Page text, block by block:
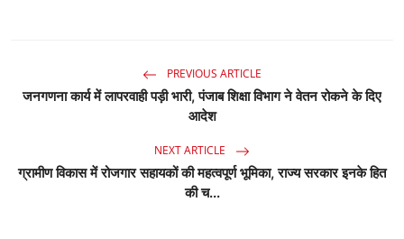
PREVIOUS ARTICLE
जनगणना कार्य में लापरवाही पड़ी भारी, पंजाब शिक्षा विभाग ने वेतन रोकने के दिए
आदेश
NEXT ARTICLE
ग्रामीण विकास में रोजगार सहायकों की महत्वपूर्ण भूमिका, राज्य सरकार इनके हित
की च...